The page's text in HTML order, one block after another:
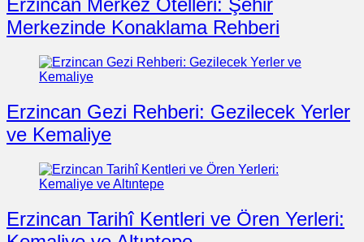
Erzincan Merkez Otelleri: Şehir
Merkezinde Konaklama Rehberi
Erzincan Gezi Rehberi: Gezilecek Yerler
ve Kemaliye
Erzincan Tarihî Kentleri ve Ören Yerleri: